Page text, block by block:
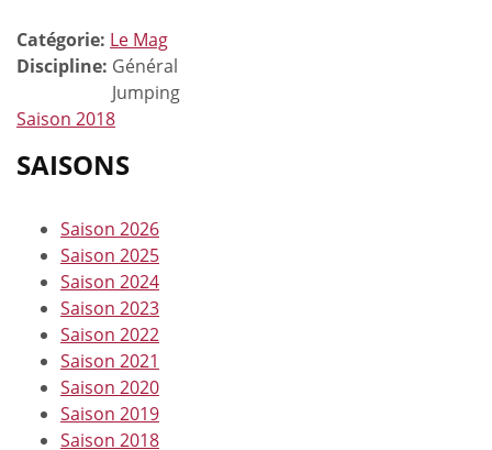
Catégorie: Le Mag
Discipline: Général
Jumping
Saison 2018
SAISONS
Saison 2026
Saison 2025
Saison 2024
Saison 2023
Saison 2022
Saison 2021
Saison 2020
Saison 2019
Saison 2018